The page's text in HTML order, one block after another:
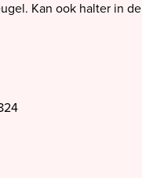
Kan ook halter in